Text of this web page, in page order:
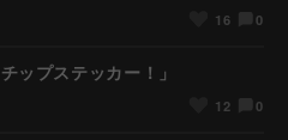
16 0
ップステッカー！」
12 0